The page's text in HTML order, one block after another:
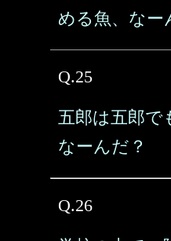
める魚、なー
Q.25
五郎は五郎で
なーんだ？
Q.26